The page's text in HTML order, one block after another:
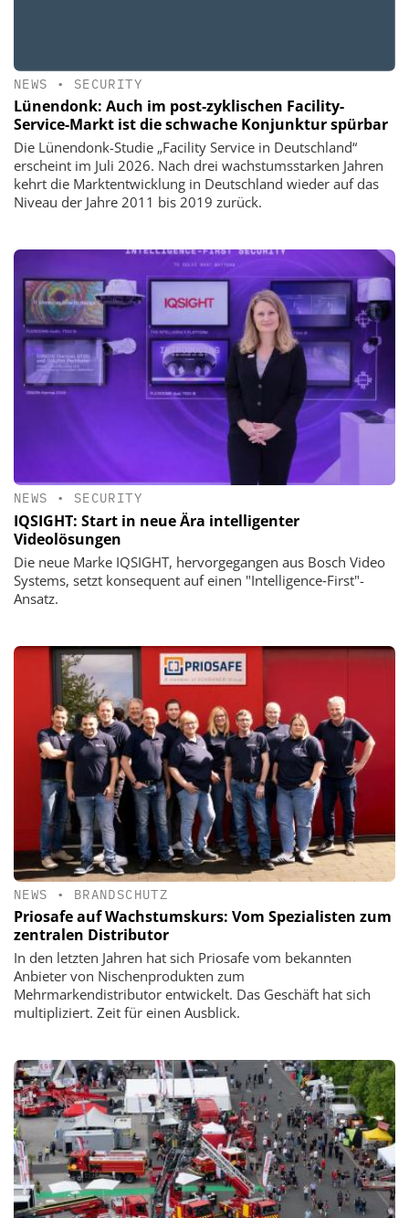
NEWS • SECURITY
Lünendonk: Auch im post-zyklischen Facility-
Service-Markt ist die schwache Konjunktur spürbar
Die Lünendonk-Studie „Facility Service in Deutschland“
erscheint im Juli 2026. Nach drei wachstumsstarken Jahren
kehrt die Marktentwicklung in Deutschland wieder auf das
Niveau der Jahre 2011 bis 2019 zurück.
NEWS • SECURITY
IQSIGHT: Start in neue Ära intelligenter
Videolösungen
Die neue Marke IQSIGHT, hervorgegangen aus Bosch Video
Systems, setzt konsequent auf einen "Intelligence‑First"-
Ansatz.
NEWS • BRANDSCHUTZ
Priosafe auf Wachstumskurs: Vom Spezialisten zum
zentralen Distributor
In den letzten Jahren hat sich Priosafe vom bekannten
Anbieter von Nischenprodukten zum
Mehrmarkendistributor entwickelt. Das Geschäft hat sich
multipliziert. Zeit für einen Ausblick.